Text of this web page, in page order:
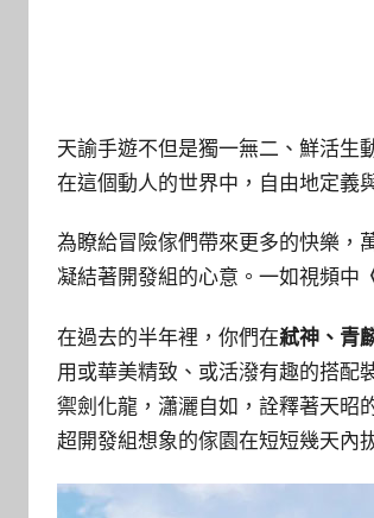
天諭手遊不但是獨一無二、鮮活生
在這個動人的世界中，自由地定義
為瞭給冒險傢們帶來更多的快樂，
凝結著開發組的心意。一如視頻中
在過去的半年裡，你們在弒神、青
用或華美精致、或活潑有趣的搭配
禦劍化龍，瀟灑自如，詮釋著天昭
超開發組想象的傢園在短短幾天